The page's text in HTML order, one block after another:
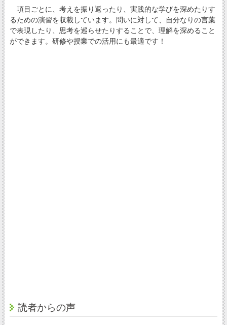
項目ごとに、考えを振り返ったり、実践的な学びを深めたりす
るための演習を収載しています。問いに対して、自分なりの言葉
で表現したり、思考を巡らせたりすることで、理解を深めること
ができます。研修や授業での活用にも最適です！
読者からの声